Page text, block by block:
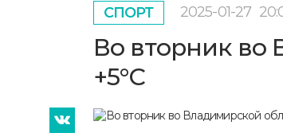
СПОРТ 2025-01-27
Во вторник во
+5°С